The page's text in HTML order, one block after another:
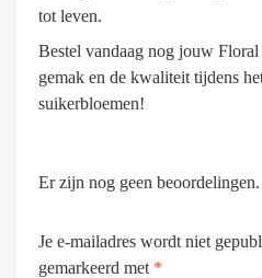
tot leven.
Bestel vandaag nog jouw
gemak en de kwaliteit tijdens
suikerbloemen!
Er zijn nog geen beoordelingen.
Je e-mailadres wordt niet
gemarkeerd met *